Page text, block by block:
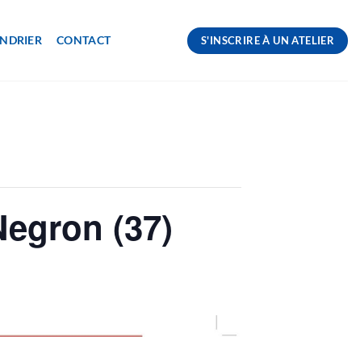
CONTACT S'INSCRIRE À UN ATELIER
(37)